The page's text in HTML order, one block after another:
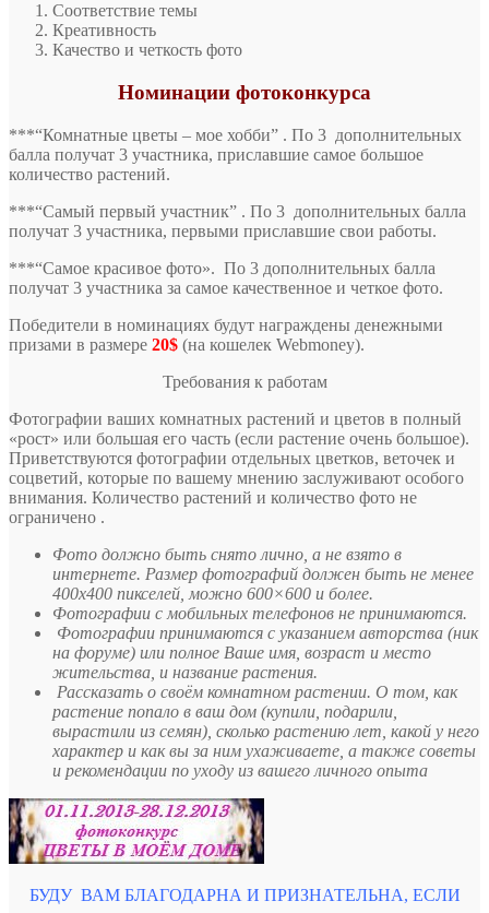
Соответствие темы
Креативность
Качество и четкость фото
Номинации фотоконкурса
***“Комнатные цветы – мое хобби” . По 3 дополнительных
балла получат 3 участника, приславшие самое большое
количество растений.
***“Самый первый участник” . По 3 дополнительных балла
получат 3 участника, первыми приславшие свои работы.
***“Самое красивое фото». По 3 дополнительных балла
получат 3 участника за самое качественное и четкое фото.
Победители в номинациях будут награждены денежными
призами в размере 20$ (на кошелек Webmoney).
Требования к работам
Фотографии ваших комнатных растений и цветов в полный
«рост» или большая его часть (если растение очень большое).
Приветствуются фотографии отдельных цветков, веточек и
соцветий, которые по вашему мнению заслуживают особого
внимания. Количество растений и количество фото не
ограничено .
Фото должно быть снято лично, а не взято в
интернете. Размер фотографий должен быть не менее
400х400 пикселей, можно 600×600 и более.
Фотографии с мобильных телефонов не принимаются.
Фотографии принимаются с указанием авторства (ник
на форуме) или полное Ваше имя, возраст и место
жительства, и название растения.
Рассказать о своём комнатном растении. О том, как
растение попало в ваш дом (купили, подарили,
вырастили из семян), сколько растению лет, какой у него
характер и как вы за ним ухаживаете, а также советы
и рекомендации по уходу из вашего личного опыта
БУДУ ВАМ БЛАГОДАРНА И ПРИЗНАТЕЛЬНА, ЕСЛИ